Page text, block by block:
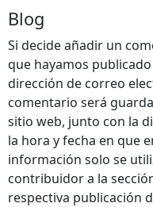
Blog
Si decide añadir un
que hayamos
dirección de correo
comentario será
sitio web, junto con la
la hora y fecha en que
información solo se
contribuidor a la
respectiva publicación